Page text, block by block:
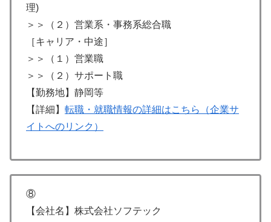
理)
＞＞（２）営業系・事務系総合職
［キャリア・中途］
＞＞（１）営業職
＞＞（２）サポート職
【勤務地】静岡等
【詳細】 転職・就職情報の詳細はこちら（企業サ
イトへのリンク）
⑧
【会社名】株式会社ソフテック